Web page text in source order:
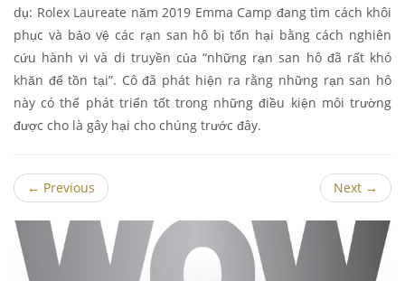
dụ: Rolex Laureate năm 2019 Emma Camp đang tìm cách khôi
phục và bảo vệ các rạn san hô bị tổn hại bằng cách nghiên
cứu hành vi và di truyền của “những rạn san hô đã rất khó
khăn để tồn tại”. Cô đã phát hiện ra rằng những rạn san hô
này có thể phát triển tốt trong những điều kiện môi trường
được cho là gây hại cho chúng trước đây.
← Previous Next →